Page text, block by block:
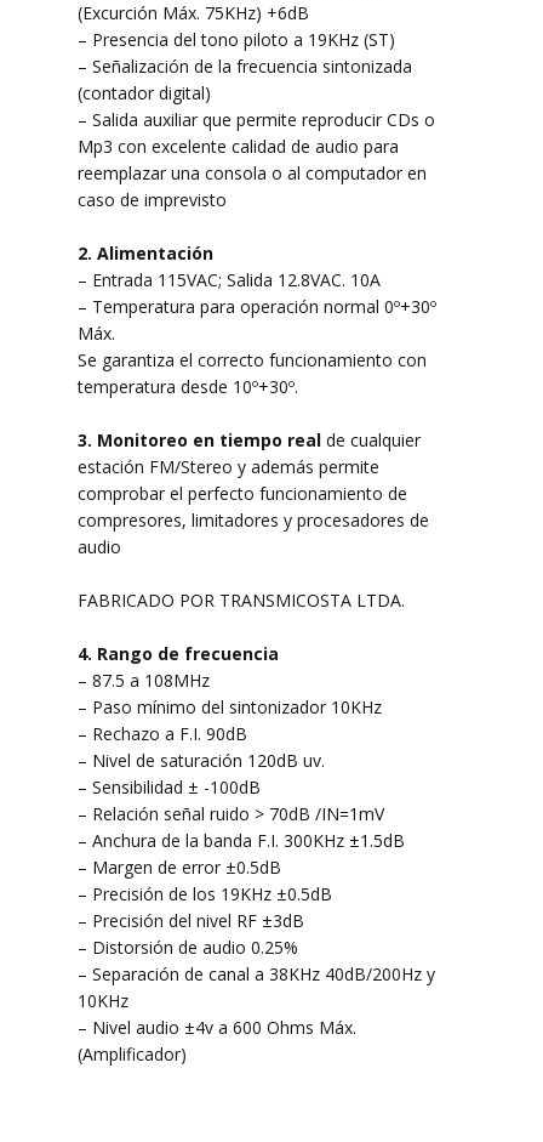
(Excurción Máx. 75KHz) +6dB
– Presencia del tono piloto a 19KHz (ST)
– Señalización de la frecuencia sintonizada
(contador digital)
– Salida auxiliar que permite reproducir CDs o
Mp3 con excelente calidad de audio para
reemplazar una consola o al computador en
caso de imprevisto
2. Alimentación
– Entrada 115VAC; Salida 12.8VAC. 10A
– Temperatura para operación normal 0º+30º
Máx.
Se garantiza el correcto funcionamiento con
temperatura desde 10º+30º.
3. Monitoreo en tiempo real de cualquier
estación FM/Stereo y además permite
comprobar el perfecto funcionamiento de
compresores, limitadores y procesadores de
audio
FABRICADO POR TRANSMICOSTA LTDA.
4. Rango de frecuencia
– 87.5 a 108MHz
– Paso mínimo del sintonizador 10KHz
– Rechazo a F.I. 90dB
– Nivel de saturación 120dB uv.
– Sensibilidad ± -100dB
– Relación señal ruido > 70dB /IN=1mV
– Anchura de la banda F.I. 300KHz ±1.5dB
– Margen de error ±0.5dB
– Precisión de los 19KHz ±0.5dB
– Precisión del nivel RF ±3dB
– Distorsión de audio 0.25%
– Separación de canal a 38KHz 40dB/200Hz y
10KHz
– Nivel audio ±4v a 600 Ohms Máx.
(Amplificador)